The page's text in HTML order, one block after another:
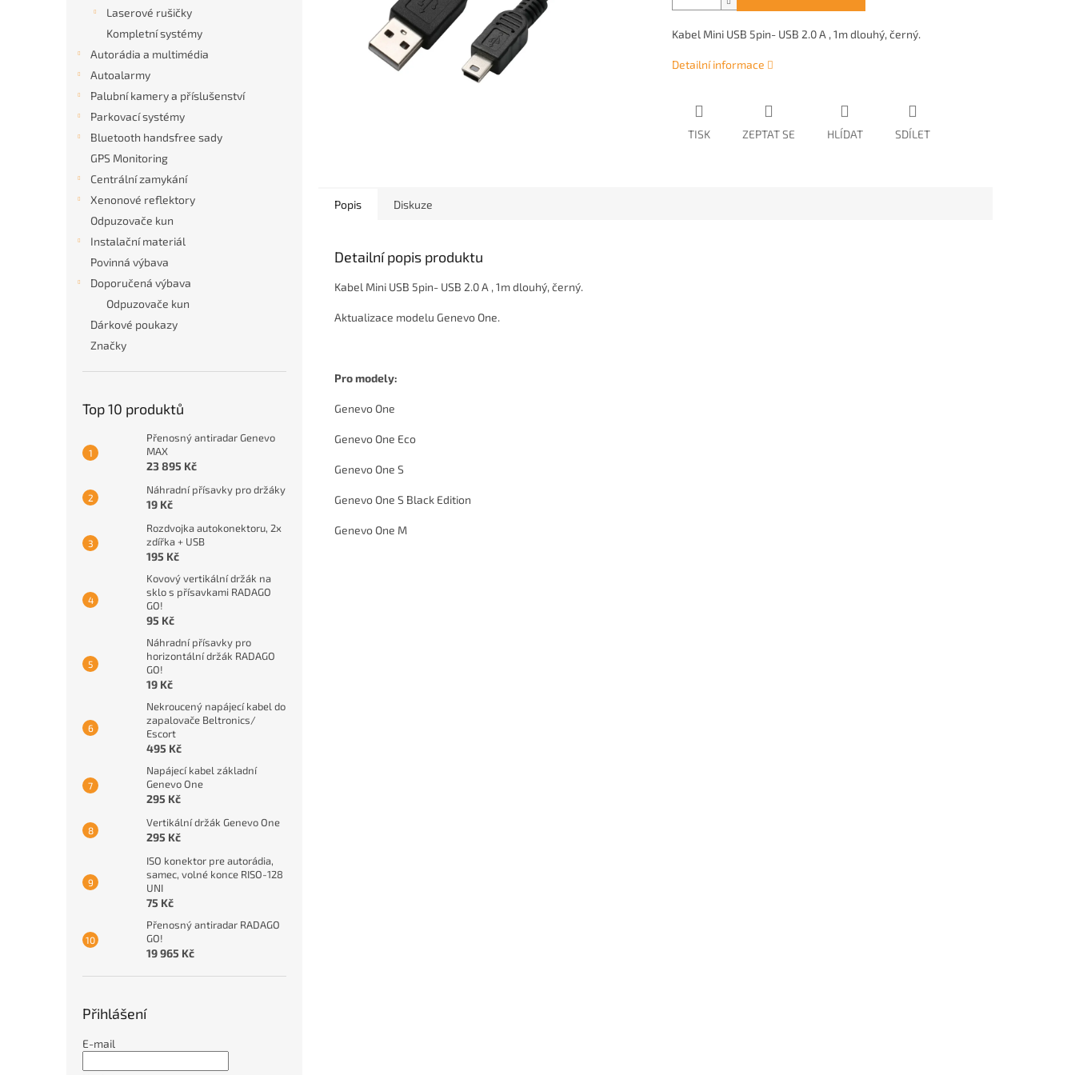
Laserové rušičky
Kompletní systémy
Autorádia a multimédia
Autoalarmy
Palubní kamery a příslušenství
Parkovací systémy
Bluetooth handsfree sady
GPS Monitoring
Centrální zamykání
Xenonové reflektory
Odpuzovače kun
Instalační materiál
Povinná výbava
Doporučená výbava
Odpuzovače kun
Dárkové poukazy
Značky
Top 10 produktů
Přenosný antiradar Genevo
MAX
23 895 Kč
Náhradní přísavky pro držáky
19 Kč
Rozdvojka autokonektoru, 2x
zdířka + USB
195 Kč
Kovový vertikální držák na
sklo s přísavkami RADAGO
GO!
95 Kč
Náhradní přísavky pro
horizontální držák RADAGO
GO!
19 Kč
Nekroucený napájecí kabel do
zapalovače Beltronics/
Escort
495 Kč
Napájecí kabel základní
Genevo One
295 Kč
Vertikální držák Genevo One
295 Kč
ISO konektor pre autorádia,
samec, volné konce RISO-128
UNI
75 Kč
Přenosný antiradar RADAGO
GO!
19 965 Kč
Přihlášení
E-mail
Kabel Mini USB 5pin- USB 2.0 A , 1m dlouhý, černý.
Detailní informace
TISK ZEPTAT SE HLÍDAT SDÍLET
Popis Diskuze
Detailní popis produktu
Kabel Mini USB 5pin- USB 2.0 A , 1m dlouhý, černý.
Aktualizace modelu Genevo One.
Pro modely:
Genevo One
Genevo One Eco
Genevo One S
Genevo One S Black Edition
Genevo One M